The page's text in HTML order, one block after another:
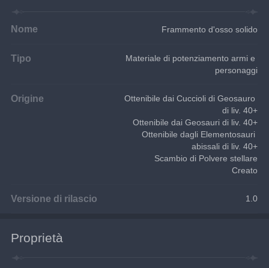
Nome Frammento d'osso solido
Tipo
Materiale di potenziamento armi e
personaggi
Origine
Ottenibile dai Cuccioli di Geosauro
di liv. 40+
Ottenibile dai Geosauri di liv. 40+
Ottenibile dagli Elementosauri
abissali di liv. 40+
Scambio di Polvere stellare
Creato
Versione di rilascio 1.0
Proprietà